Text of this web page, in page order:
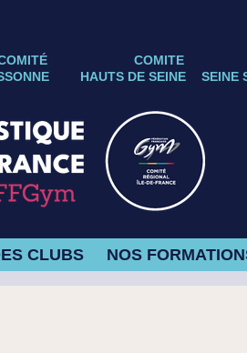
COMITE
SEINE
HAUTS DE SEINE
CLUBS NOS